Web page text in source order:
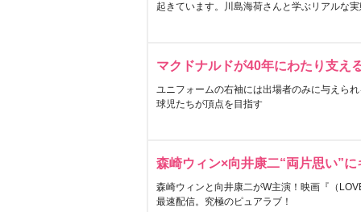
起きています。川島海荷さんと学ぶリアルな
マクドナルドが40年にわたり支え
ユニフォームの右袖には出場者のみに与えら
球児たちが頂点を目指す
森崎ウィン×向井康二“両片思い”
森崎ウィンと向井康二がW主演！映画『（
最速配信。究極のピュアラブ！